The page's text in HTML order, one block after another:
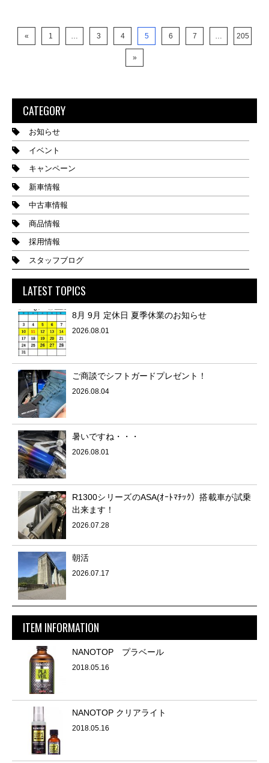
« 1 … 3 4 5 6 7 … 205
»
CATEGORY
お知らせ
イベント
キャンペーン
新車情報
中古車情報
商品情報
採用情報
スタッフブログ
LATEST TOPICS
8月 9月 定休日 夏季休業のお知らせ
2026.08.01
ご商談でシフトガードプレゼント！
2026.08.04
暑いですね・・・
2026.08.01
R1300シリーズのASA(ｵｰﾄﾏﾁｯｸ）搭載車が試乗
出来ます！
2026.07.28
朝活
2026.07.17
ITEM INFORMATION
NANOTOP プラベール
2018.05.16
NANOTOP クリアライト
2018.05.16